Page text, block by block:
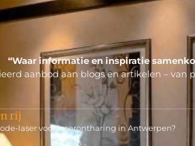
“Waar informatie en inspiratie
aanbod aan blogs en artikelen – van
rij
laser voor laserontharing in Antwerpen?